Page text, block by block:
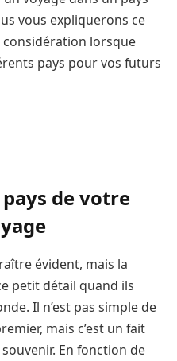
vous expliquerons ce
considération lorsque
pays pour vos futurs
de votre
évident, mais la
petit détail quand ils
Il n’est pas simple de
mais c’est un fait
En fonction de